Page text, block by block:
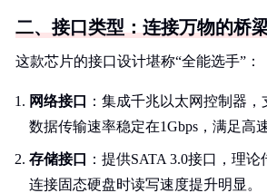
二、接口类型：连接万物的桥
这款芯片的接口设计堪称“全能选手”：
网络接口
：集成千兆以太网控制器，
数据传输速率稳定在1Gbps，满足高
存储接口
：提供SATA 3.0接口，理论
连接固态硬盘时读写速度提升明显。